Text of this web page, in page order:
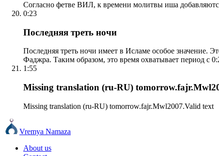
Согласно фетве ВИЛ, к времени молитвы иша
0:23
Последняя треть ночи
Последняя треть ночи имеет в Исламе особое значение.
Фаджра. Таким образом, это время охватывает период с
1:55
Missing translation (ru-RU)
Missing translation (ru-RU) tomorrow.fajr.Mwl2007.Valid text
Vremya Namaza
About us